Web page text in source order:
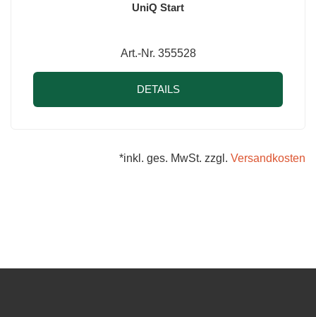
UniQ Start
Art.-Nr. 355528
DETAILS
*inkl. ges. MwSt. zzgl. Versandkosten